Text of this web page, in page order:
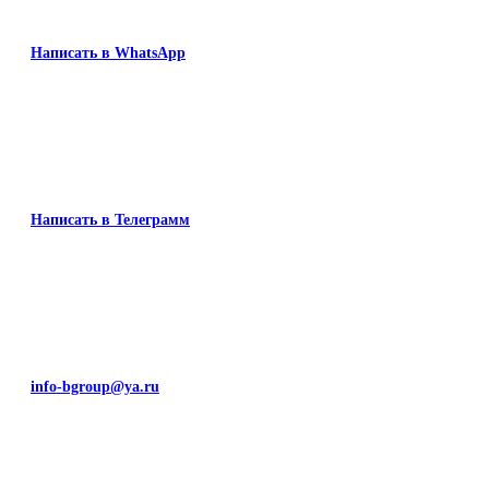
Написать в WhatsApp
Написать в Телеграмм
info-bgroup@ya.ru